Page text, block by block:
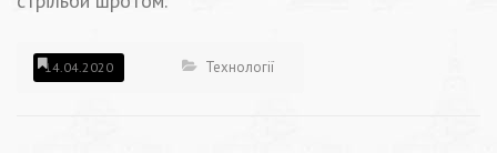
14.04.2020 Технології